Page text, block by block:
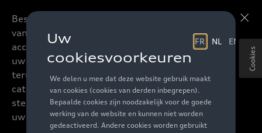
Beste accessoires-lovers,
vanaf nu kan u het hele
accessoire assortiment van
uw favoriete merk
terugvinden in de online
catalogus. Deze kunnen
steeds besteld worden via
uw verdeler.
Cookies